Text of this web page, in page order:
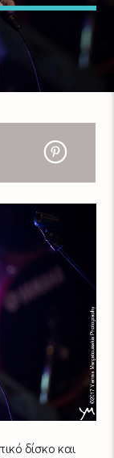
δίσκο και